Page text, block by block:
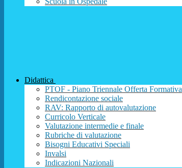
Didattica
PTOF - Piano Triennale Offerta Formativa
Rendicontazione sociale
RAV: Rapporto di autovalutazione
Curricolo Verticale
Valutazione intermedie e finale
Rubriche di valutazione
Bisogni Educativi Speciali
Invalsi
Indicazioni Nazionali